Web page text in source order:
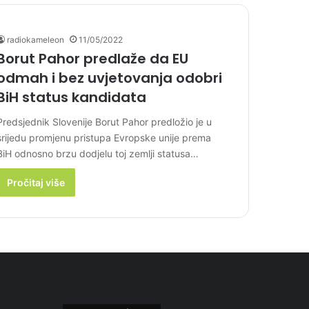
radiokameleon 11/05/2022
Pahor predlaže da EU
i bez uvjetovanja odobri
status kandidata
Slovenije Borut Pahor predložio je u
promjenu pristupa Evropske unije prema
odnosno brzu dodjelu toj zemlji statusa…
Pročitaj više